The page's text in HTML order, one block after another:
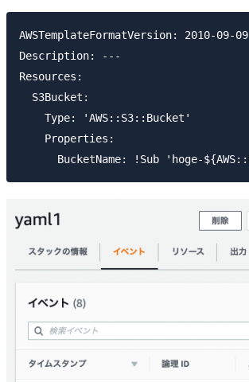
AWSTemplateFormatVersion: 2010-09-09
Description: ---
Resources:
  S3Bucket:
    Type: 'AWS::S3::Bucket'
    Properties: